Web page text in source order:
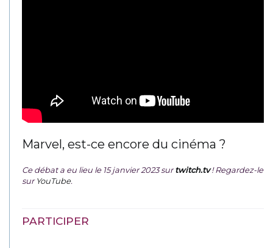
Marvel, est-ce encore du cinéma ?
Ce débat a eu lieu le 15 janvier 2023 surtwitch.tv ! Regardez-le
surYouTube.
PARTICIPER